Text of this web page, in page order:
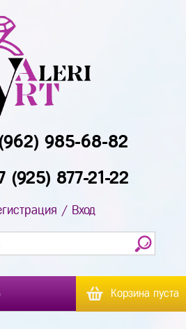
985-68-82
(925) 877-21-22
/ Вход
Корзина пуста